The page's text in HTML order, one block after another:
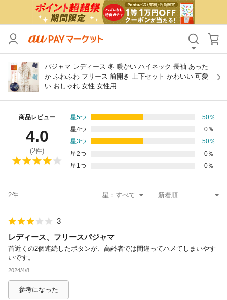
パジャマ レディース 冬 暖かい ハイネック 長袖 あった
か ふわふわ フリース 前開き 上下セット かわいい 可愛
い おしゃれ 女性 女性用
商品レビュー
4.0
(2件)
星5つ 50％
星4つ
0％
星3つ
50％
星2つ
0％
星1つ
0％
2件 星：
3
レディース、フリースパジャマ
首近くの2個連続したボタンが、高齢者では間違ってハメてしまいやす
いです。
2024/4/8
参考になった
カテゴリ すべて
価格 すべて
支払い方法
その他の条件
送料無料
Pontaパス特典対象すべて
除外ワード